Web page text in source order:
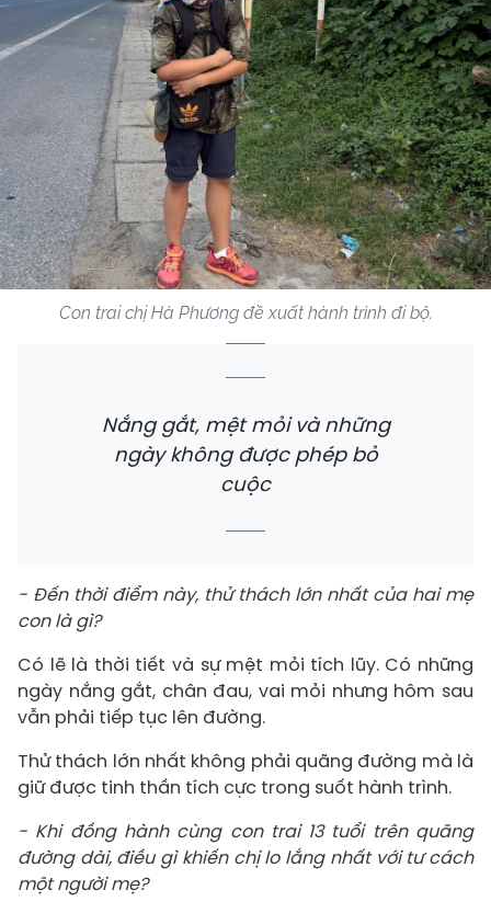
Con trai chị Hà Phương đề xuất hành trình đi bộ.
Nắng gắt, mệt mỏi và những
ngày không được phép bỏ
cuộc
- Đến thời điểm này, thử thách lớn nhất của hai mẹ
con là gì?
Có lẽ là thời tiết và sự mệt mỏi tích lũy. Có những
ngày nắng gắt, chân đau, vai mỏi nhưng hôm sau
vẫn phải tiếp tục lên đường.
Thử thách lớn nhất không phải quãng đường mà là
giữ được tinh thần tích cực trong suốt hành trình.
- Khi đồng hành cùng con trai 13 tuổi trên quãng
đường dài, điều gì khiến chị lo lắng nhất với tư cách
một người mẹ?